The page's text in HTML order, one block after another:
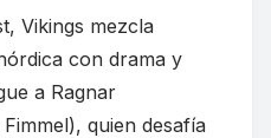
Vikings mezcla
con drama y
a Ragnar
quien desafía